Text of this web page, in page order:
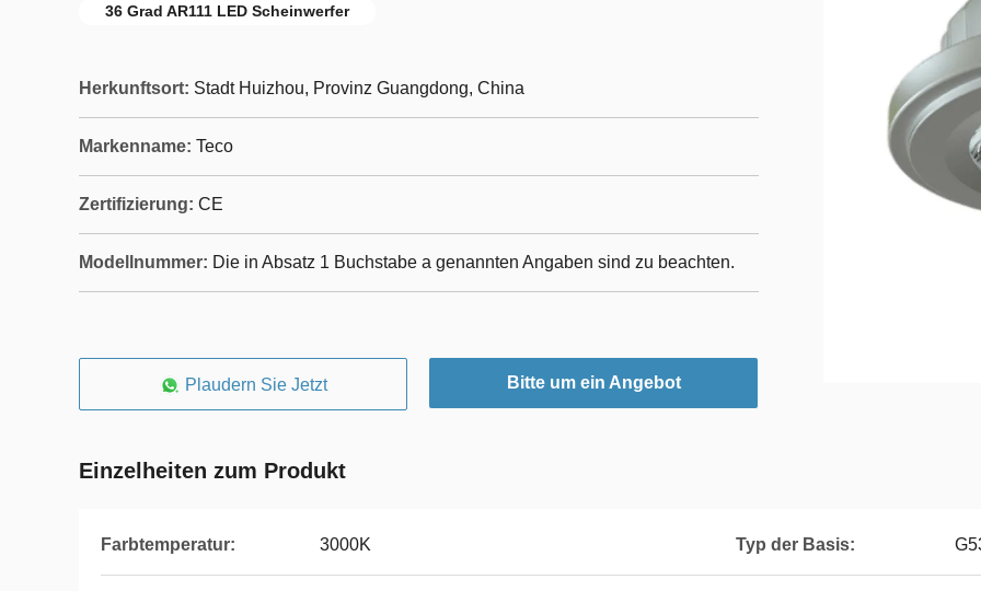
36 Grad AR111 LED Scheinwerfer
Herkunftsort: Stadt Huizhou, Provinz Guangdong, China
Markenname: Teco
Zertifizierung: CE
Modellnummer: Die in Absatz 1 Buchstabe a genannten Angaben sind zu beachten.
Plaudern Sie Jetzt Bitte um ein Angebot
Einzelheiten zum Produkt
Farbtemperatur: 3000K Typ der Basis: